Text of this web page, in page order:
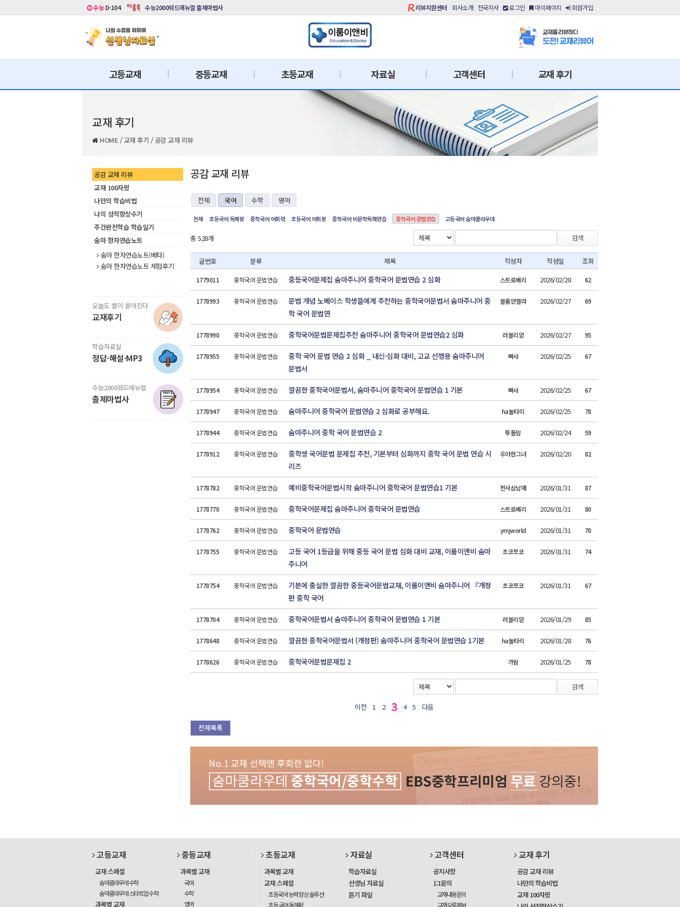
수능D-104 수능2000워드매뉴얼 출제마법사 리뷰지원센터 회사소개 전국지사 로그인 마이페이지 회원가입
고등교재 중등교재 초등교재 자료실 고객센터 교재 후기
교재 후기
HOME /교재 후기 /공감 교재 리뷰
공감 교재 리뷰
교재 100자평
나만의 학습비법
나의 성적향상수기
주간완전학습 학습일기
숨마 한자연습노트
숨마 한자연습노트(베타)
숨마 한자연습노트 체험후기
오늘도 별이 쏟아진다
교재후기
학습자료실
정답·해설·MP3
수능2000워드매뉴얼
출제마법사
공감 교재 리뷰
전체 국어 수학 영어
전체 초등국어 독해왕 중학국어 어휘력 초등국어 어휘왕 중학국어 비문학독해연습 중학국어 문법연습 고등국어 숨마쿰라우데
총 528개 검색
글번호 분류 제목 작성자 작성일 조회
1779011 중학국어 문법연습 중등국어문제집 숨마주니어 중학국어 문법연습 2 심화 스트로베리 2026/02/28 62
1778993 중학국어 문법연습
문법 개념 노베이스 학생들에게 추천하는 중학국어문법서 숨마주니어 중
학 국어 문법연
블룸안젤라 2026/02/27 69
1778990 중학국어 문법연습 중학국어문법문제집추천 숨마주니어 중학국어 문법연습2 심화 러블리얌 2026/02/27 95
1778955 중학국어 문법연습
중학 국어 문법 연습 2 심화 _ 내신·심화 대비, 고교 선행용 숨마주니어
문법서
빠샤 2026/02/25 67
1778954 중학국어 문법연습 깔끔한 중학국어문법서, 숨마주니어 중학국어 문법연습 1 기본 빠샤 2026/02/25 67
1778947 중학국어 문법연습 숨마주니어 중학국어 문법연습 2 심화로 공부해요. ha눌타리 2026/02/25 78
1778944 중학국어 문법연습 숨마주니어 중학 국어 문법연습 2 투들맘 2026/02/24 59
1778912 중학국어 문법연습
중학생 국어문법 문제집 추천, 기본부터 심화까지 중학 국어 문법 연습 시
리즈
우아한그녀 2026/02/20 82
1778782 중학국어 문법연습 예비중학국어문법시작 숨마주니어 중학국어 문법연습1 기본 천사삼남매 2026/01/31 87
1778770 중학국어 문법연습 중학국어문제집 숨마주니어 중학국어 문법연습 스트로베리 2026/01/31 80
1778762 중학국어 문법연습 중학국어 문법연습 ymjworld 2026/01/31 70
1778755 중학국어 문법연습
고등 국어 1등급을 위해 중등 국어 문법 심화 대비 교재, 이룸이앤비 숨마
주니어
초코쪼코 2026/01/31 74
1778754 중학국어 문법연습
기본에 충실한 깔끔한 중등국어문법교재, 이룸이앤비 숨마주니어 『개정
판 중학 국어
초코쪼코 2026/01/31 67
1778704 중학국어 문법연습 중학국어문법서 숨마주니어 중학국어 문법연습 1 기본 러블리얌 2026/01/29 85
1778648 중학국어 문법연습 깔끔한 중학국어문법서 (개정판) 숨마주니어 중학국어 문법연습 1기본 ha눌타리 2026/01/28 76
1778626 중학국어 문법연습 중학국어문법문제집 2 가람 2026/01/25 78
검색
이전 1 2 3 4 5 다음
전체목록
고등교재
교재 스페셜
숨마쿰라우데 수학
숨마쿰라우데 스타트업 수학
과목별 교재
중등교재
과목별 교재
국어
수학
영어
초등교재
과목별 교재
교재 스페셜
초등국어 능력 향상 솔루션
초등 국어 독해왕
자료실
학습자료실
선생님 자료실
듣기 파일
고객센터
공지사항
1:1문의
교재내용문의
교재오류제보
교재 후기
공감 교재 리뷰
나만의 학습비법
교재 100자평